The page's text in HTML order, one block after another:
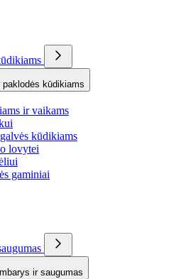
paklodės kūdikiams
ir vaikams
kūdikiams
lovytei
gaminiai
ir saugumas